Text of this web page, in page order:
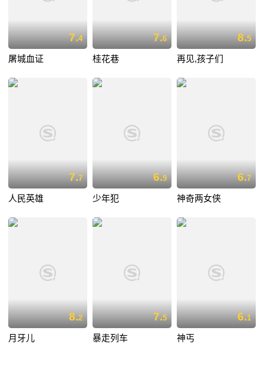
7.4
屠城血证
7.6
桂花巷
8.5
再见,孩子们
7.7
人民英雄
6.9
少年犯
6.7
神奇两女侠
8.2
月牙儿
7.5
暴走列车
6.1
神丐